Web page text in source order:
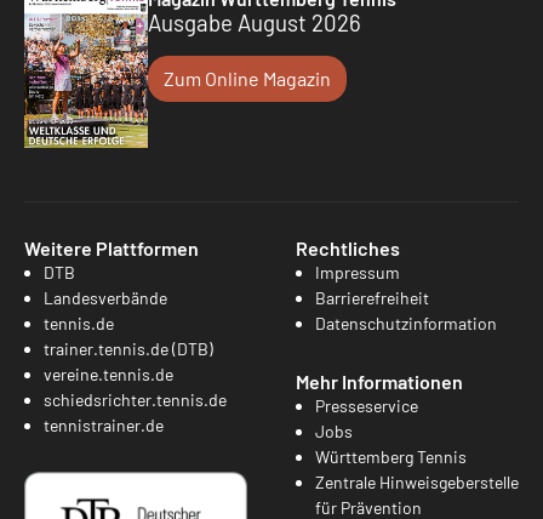
Ausgabe August 2026
Zum Online Magazin
Weitere Plattformen
DTB
Landesverbände
tennis.de
trainer.tennis.de (DTB)
vereine.tennis.de
schiedsrichter.tennis.de
tennistrainer.de
Rechtliches
Impressum
Barrierefreiheit
Datenschutzinformation
Mehr Informationen
Presseservice
Jobs
Württemberg Tennis
Zentrale Hinweisgeberstelle
für Prävention